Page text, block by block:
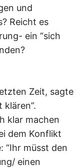
und
Reicht es
ein “sich
Zeit, sagte
klären”.
klar machen
dem Konflikt
“Ihr müsst den
einen